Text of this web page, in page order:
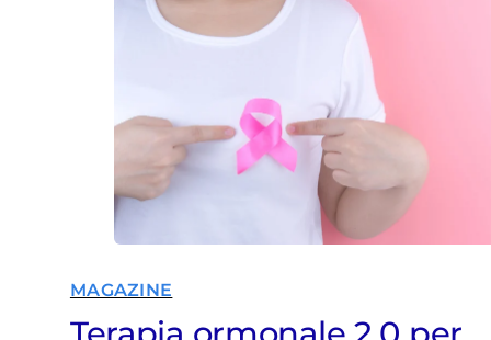
del colesterolo, un integratore che
contiene cardo mariano. Ho letto da
componente è controindicato nelle
pazienti con carcinoma mammario
ormono-sensibile…
MAGAZINE